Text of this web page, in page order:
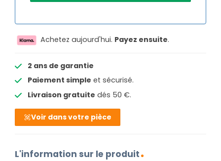
Achetez aujourd'hui. Payez ensuite.
2 ans de garantie
Paiement simple et sécurisé.
Livraison gratuite dés 50 €.
Voir dans votre pièce
L'information sur le produit